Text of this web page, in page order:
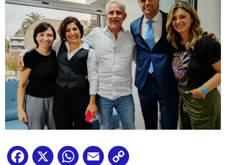
Facebook
X WhatsApp
Email